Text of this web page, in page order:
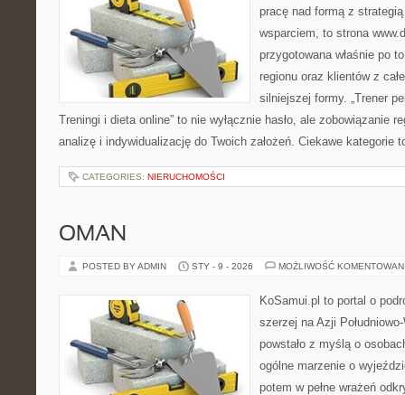
pracę nad formą z
wsparciem, to strona
przygotowana właśnie po
regionu oraz klientów z
silniejszej formy. „Trener
Treningi i dieta online” to nie wyłącznie hasło, ale zobowiązanie
analizę i indywidualizację do Twoich założeń. Ciekawe kategorie
CATEGORIES: NIERUCHOMOŚCI
OMAN
POSTED BY ADMIN STY - 9 - 2026 MOŻLIWOŚĆ
KoSamui.pl to portal o
szerzej na Azji
powstało z myślą o
ogólne marzenie o
potem w pełne wrażeń